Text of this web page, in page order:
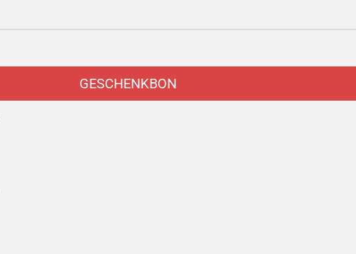
GESCHENKBON